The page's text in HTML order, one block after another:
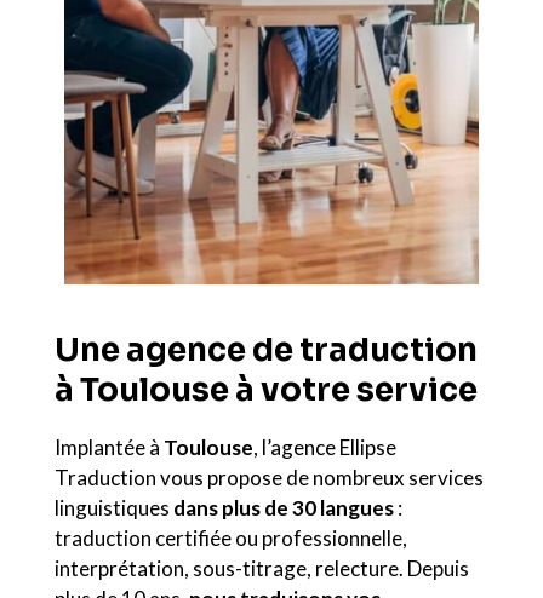
Une agence de traduction
à Toulouse à votre service
Implantée à Toulouse, l’agence Ellipse
Traduction vous propose de nombreux services
linguistiques dans plus de 30 langues:
traduction certifiée ou professionnelle,
interprétation, sous-titrage, relecture. Depuis